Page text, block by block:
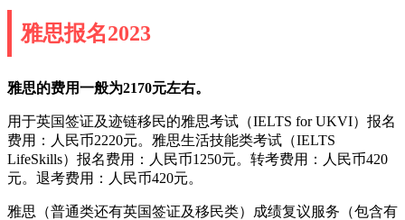
雅思报名2023
雅思的费用一般为2170元左右。
用于英国签证及迹链移民的雅思考试（IELTS for UKVI）报名
费用：人民币2220元。雅思生活技能类考试（IELTS
LifeSkills）报名费用：人民币1250元。转考费用：人民币420
元。退考费用：人民币420元。
雅思（普通类还有英国签证及移民类）成绩复议服务（包含有